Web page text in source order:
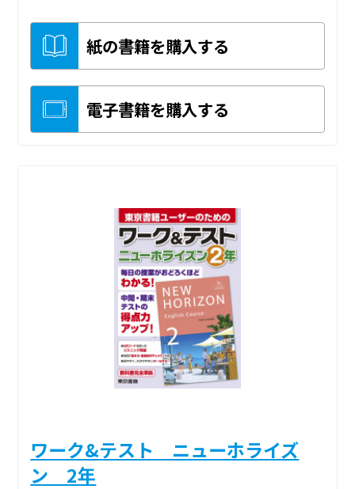
紙の書籍を購入する
電子書籍を購入する
ワーク&テスト ニューホライズ
ン 2年